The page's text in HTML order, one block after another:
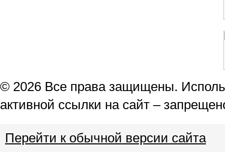
© 2026 Все права защищены.
активной ссылки на сайт –
Перейти к обычной версии сайта